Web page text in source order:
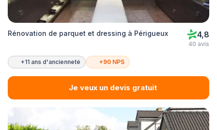
Rénovation de parquet et dressing à Périgueux 4,8
40 avis
+11 ans d'ancienneté +90 NPS
Je veux un devis gratuit